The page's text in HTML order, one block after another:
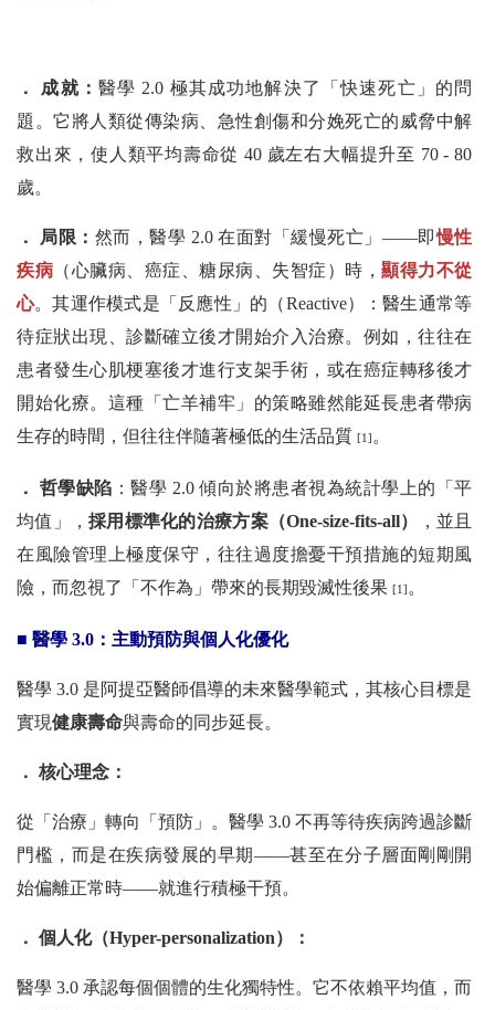
． 成就： 醫學 2.0 極其成功地解決了「快速死亡」的問
題。它將人類從傳染病、急性創傷和分娩死亡的威脅中解
救出來，使人類平均壽命從 40 歲左右大幅提升至 70 - 80
歲。
． 局限： 然而，醫學 2.0 在面對「緩慢死亡」——即慢性
疾病 （心臟病、癌症、糖尿病、失智症）時，顯得力不從
心。其運作模式是「反應性」的（Reactive）：醫生通常等
待症狀出現、診斷確立後才開始介入治療。例如，往往在
患者發生心肌梗塞後才進行支架手術，或在癌症轉移後才
開始化療。這種「亡羊補牢」的策略雖然能延長患者帶病
生存的時間，但往往伴隨著極低的生活品質 [1] 。
． 哲學缺陷 ：醫學 2.0 傾向於將患者視為統計學上的「平
均值」，採用標準化的治療方案（One-size-fits-all）
，並且
在風險管理上極度保守，往往過度擔憂干預措施的短期風
險，而忽視了「不作為」帶來的長期毀滅性後果 [1] 。
■ 醫學 3.0：主動預防與個人化優化
醫學 3.0 是阿提亞醫師倡導的未來醫學範式，其核心目標是
實現健康壽命與壽命的同步延長。
． 核心理念：
從「治療」轉向「預防」。醫學 3.0 不再等待疾病跨過診斷
門檻，而是在疾病發展的早期——甚至在分子層面剛剛開
始偏離正常時——就進行積極干預。
． 個人化（Hyper-personalization）：
醫學 3.0 承認每個個體的生化獨特性。它不依賴平均值，而